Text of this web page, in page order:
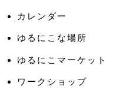
カレンダー
ゆるにこな場所
ゆるにこマーケット
ワークショップ